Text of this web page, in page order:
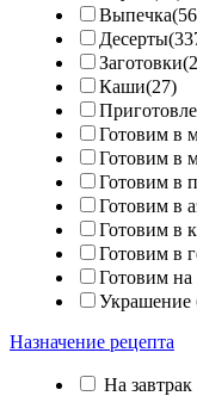
Каши(27)
Готовим в
Готовим в
Готовим в
Готовим в
Готовим в
Готовим в
Готовим на
Украшение
Назначение рецепта
На завтрак